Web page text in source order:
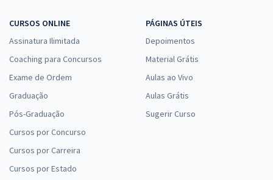
CURSOS ONLINE
Assinatura Ilimitada
Coaching para Concursos
Exame de Ordem
Graduação
Pós-Graduação
Cursos por Concurso
Cursos por Carreira
Cursos por Estado
PÁGINAS ÚTEIS
Depoimentos
Material Grátis
Aulas ao Vivo
Aulas Grátis
Sugerir Curso